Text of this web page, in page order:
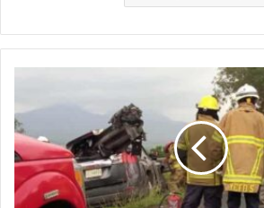
En
Fatal
Choque
De
Una